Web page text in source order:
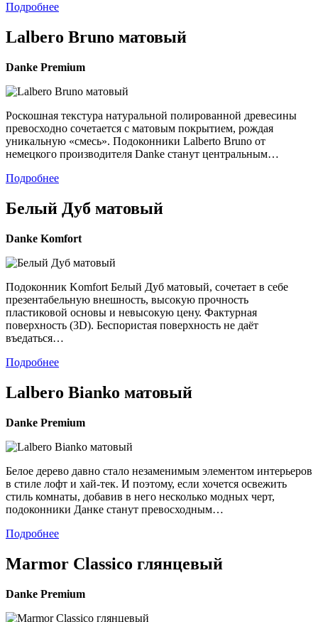
Подробнее
Lalbero Bruno матовый
Danke Premium
Роскошная текстура натуральной полированной древесины
превосходно сочетается с матовым покрытием, рождая
уникальную «смесь». Подоконники Lalberto Bruno от
немецкого производителя Danke станут центральным…
Подробнее
Белый Дуб матовый
Danke Komfort
Подоконник Komfort Белый Дуб матовый, сочетает в себе
презентабельную внешность, высокую прочность
пластиковой основы и невысокую цену. Фактурная
поверхность (3D). Беспористая поверхность не даёт
въедаться…
Подробнее
Lalbero Bianko матовый
Danke Premium
Белое дерево давно стало незаменимым элементом интерьеров
в стиле лофт и хай-тек. И поэтому, если хочется освежить
стиль комнаты, добавив в него несколько модных черт,
подоконники Данке станут превосходным…
Подробнее
Marmor Classico глянцевый
Danke Premium